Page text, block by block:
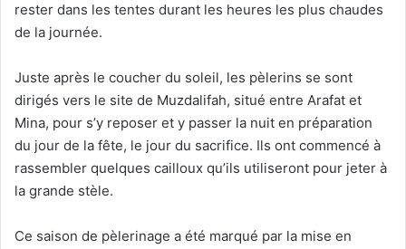
rester dans les tentes durant les heures les plus chaudes
de la journée.
Juste après le coucher du soleil, les pèlerins se sont
dirigés vers le site de Muzdalifah, situé entre Arafat et
Mina, pour s’y reposer et y passer la nuit en préparation
du jour de la fête, le jour du sacrifice. Ils ont commencé à
rassembler quelques cailloux qu’ils utiliseront pour jeter à
la grande stèle.
Ce saison de pèlerinage a été marqué par la mise en